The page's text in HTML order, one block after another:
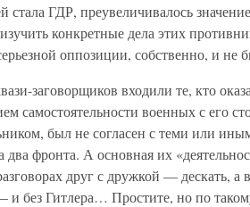
стала ГДР, преувеличивалось
конкретные дела этих
оппозиции, собственно, и не
заговорщиков входили те, кто
самостоятельности военных с его
был не согласен с теми или
фронта. А основная их
друг с дружкой — дескать,
и без Гитлера… Простите, но по